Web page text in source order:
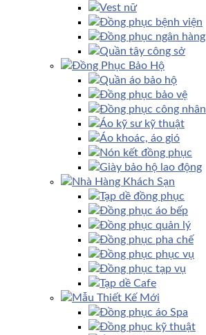
Vest nữ
Đồng phục bệnh viện
Đồng phục ngân hàng
Quần tây công sở
Đồng Phục Bảo Hộ
Quần áo bảo hộ
Đồng phục bảo vệ
Đồng phục công nhân
Áo kỹ sư kỹ thuật
Áo khoác, áo gió
Nón kết đồng phục
Giày bảo hộ lao động
Nhà Hàng Khách Sạn
Tạp dề đồng phục
Đồng phục áo bếp
Đồng phục quản lý
Đồng phục pha chế
Đồng phục phục vụ
Đồng phục tạp vụ
Tạp dề Cafe
Mẫu Thiết Kế Mới
Đồng phục áo Spa
Đồng phục kỹ thuật